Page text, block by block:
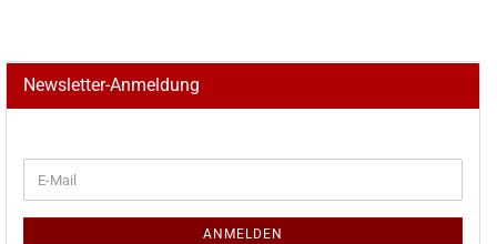
Newsletter-Anmeldung
ZUR
E-
Mail
ANMELDEN